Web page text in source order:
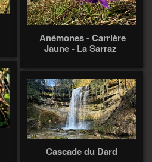
Anémones - Carrière
Jaune - La Sarraz
Cascade du Dard